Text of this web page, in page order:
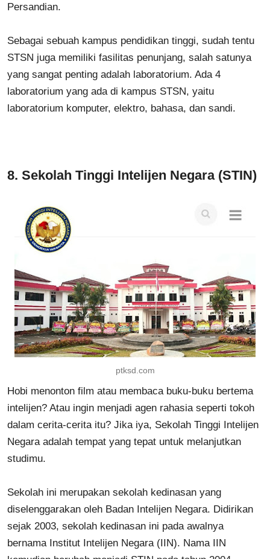
Persandian.
Sebagai sebuah kampus pendidikan tinggi, sudah tentu
STSN juga memiliki fasilitas penunjang, salah satunya
yang sangat penting adalah laboratorium. Ada 4
laboratorium yang ada di kampus STSN, yaitu
laboratorium komputer, elektro, bahasa, dan sandi.
8. Sekolah Tinggi Intelijen Negara (STIN)
ptksd.com
Hobi menonton film atau membaca buku-buku bertema
intelijen? Atau ingin menjadi agen rahasia seperti tokoh
dalam cerita-cerita itu? Jika iya, Sekolah Tinggi Intelijen
Negara adalah tempat yang tepat untuk melanjutkan
studimu.
Sekolah ini merupakan sekolah kedinasan yang
diselenggarakan oleh Badan Intelijen Negara. Didirikan
sejak 2003, sekolah kedinasan ini pada awalnya
bernama Institut Intelijen Negara (IIN). Nama IIN